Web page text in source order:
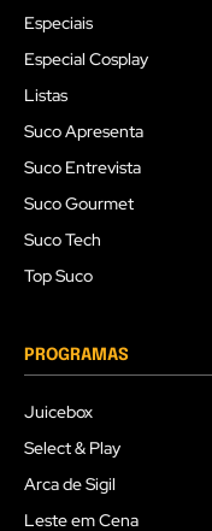
Especiais
Especial Cosplay
Listas
Suco Apresenta
Suco Entrevista
Suco Gourmet
Suco Tech
Top Suco
PROGRAMAS
Juicebox
Select & Play
Arca de Sigil
Leste em Cena